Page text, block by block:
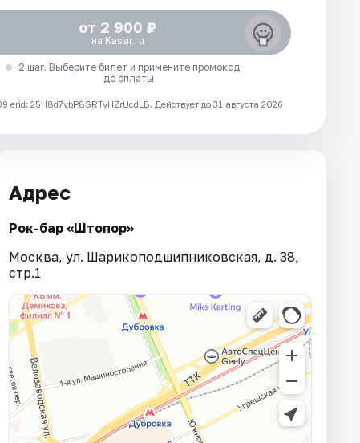
от 2 900 ₽
на Kassir.ru
2 шаг. Выберите билет и примените промокод
до оплаты
25H8d7vbP8SRTvHZrUcdLB. Действует до 31 августа 2026
Адрес
Рок-бар «Штопор»
Москва, ул. Шарикоподшипниковская, д. 38,
стр.1